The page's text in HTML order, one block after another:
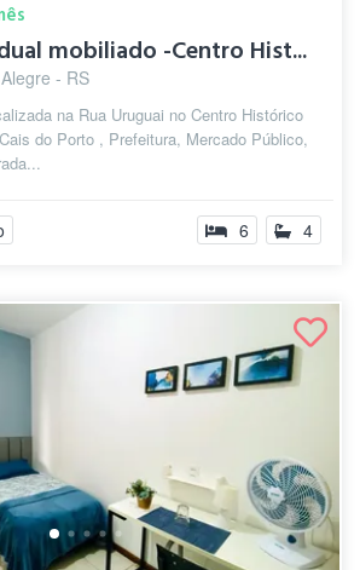
mobiliado -Centro Hist...
- RS
na Rua Uruguai no Centro Histórico
do Porto , Prefeitura, Mercado Público,
6 4